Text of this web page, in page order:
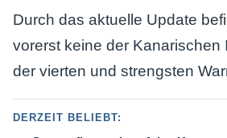
Durch das aktuelle Update
vorerst keine der Kanarischen
der vierten und strengsten
DERZEIT BELIEBT: